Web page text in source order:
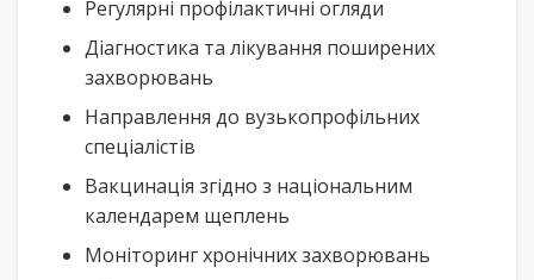
Регулярні профілактичні огляди
Діагностика та лікування поширених
захворювань
Направлення до вузькопрофільних
спеціалістів
Вакцинація згідно з національним
календарем щеплень
Моніторинг хронічних захворювань